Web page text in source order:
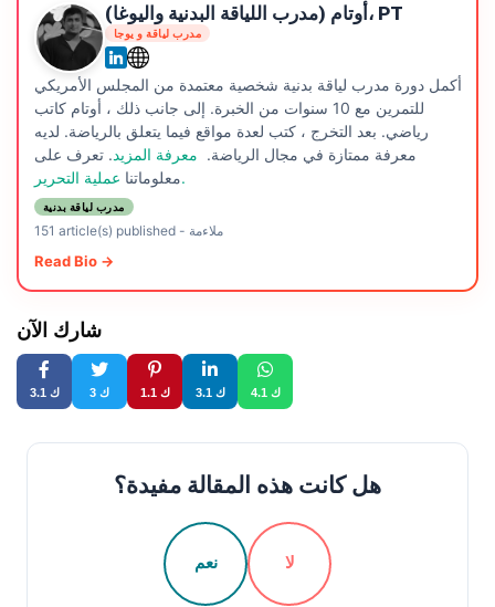
أوتام (مدرب اللياقة البدنية واليوغا)، PT
مدرب لياقة و يوجا
أكمل دورة مدرب لياقة بدنية شخصية معتمدة من المجلس الأمريكي
للتمرين مع 10 سنوات من الخبرة. إلى جانب ذلك ، أوتام كاتب
رياضي. بعد التخرج ، كتب لعدة مواقع فيما يتعلق بالرياضة. لديه
معرفة ممتازة في مجال الرياضة. معرفة المزيد. تعرف على
معلوماتناعملية التحرير.
مدرب لياقة بدنية
151 article(s) published- ملاءمة
Read Bio →
شارك الآن
3.1 ك 3 ك 1.1 ك 3.1 ك 4.1 ك
هل كانت هذه المقالة مفيدة؟
نعم لا